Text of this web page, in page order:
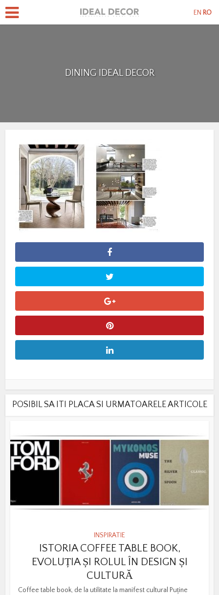
DINING IDEAL DECOR
POSIBIL SA ITI PLACA SI URMATOARELE ARTICOLE
INSPIRATIE
ISTORIA COFFEE TABLE BOOK,
EVOLUȚIA ȘI ROLUL ÎN DESIGN ȘI
CULTURĂ
Coffee table book, de la utilitate la manifest cultural Puține
EN RO